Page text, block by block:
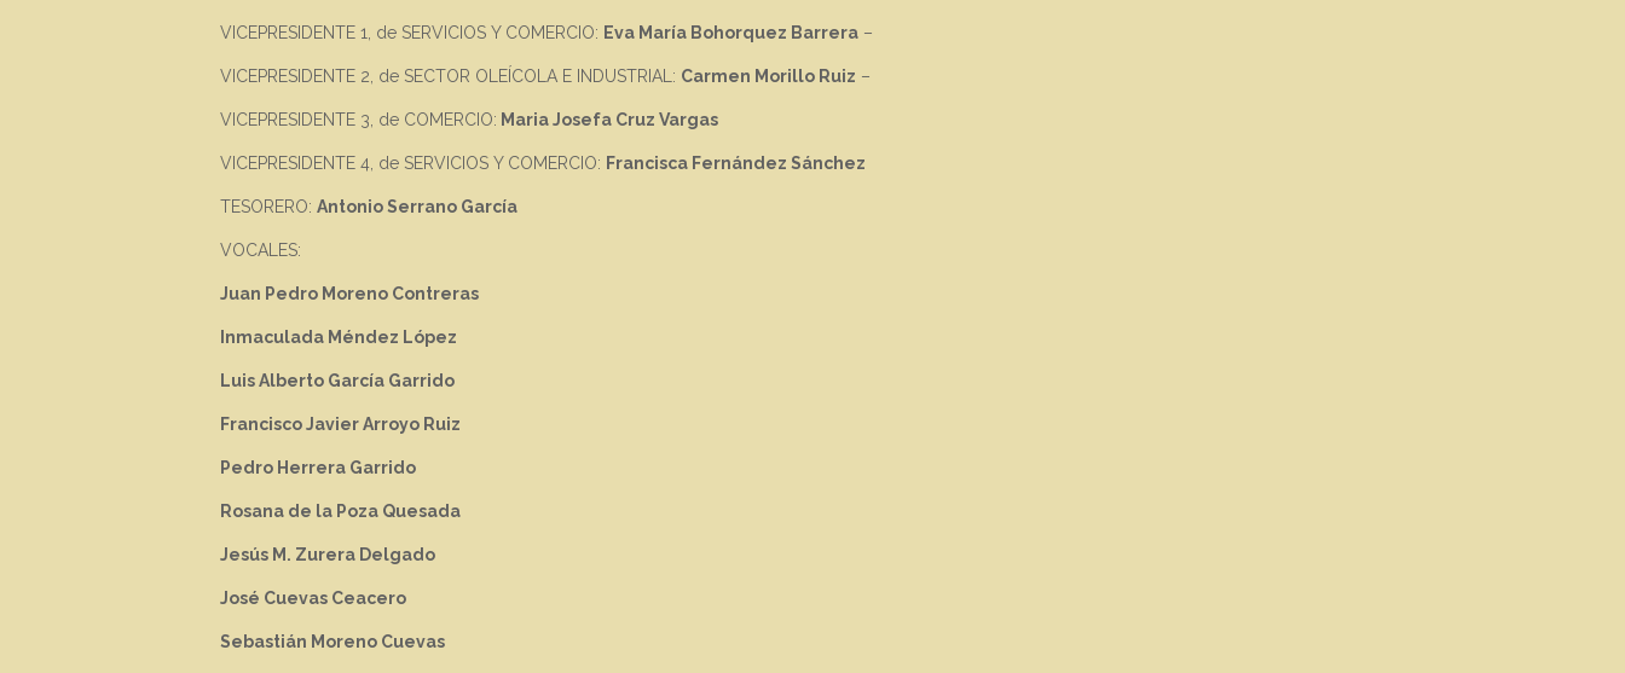
VICEPRESIDENTE 1, de SERVICIOS Y COMERCIO: Eva María Bohorquez Barrera –
VICEPRESIDENTE 2, de SECTOR OLEÍCOLA E INDUSTRIAL: Carmen Morillo Ruiz –
VICEPRESIDENTE 3, de COMERCIO: Maria Josefa Cruz Vargas
VICEPRESIDENTE 4, de SERVICIOS Y COMERCIO: Francisca Fernández Sánchez
TESORERO: Antonio Serrano García
VOCALES:
Juan Pedro Moreno Contreras
Inmaculada Méndez López
Luis Alberto García Garrido
Francisco Javier Arroyo Ruiz
Pedro Herrera Garrido
Rosana de la Poza Quesada
Jesús M. Zurera Delgado
José Cuevas Ceacero
Sebastián Moreno Cuevas